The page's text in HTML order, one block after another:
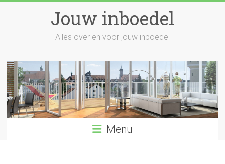
Jouw inboedel
Alles over en voor jouw inboedel
Menu